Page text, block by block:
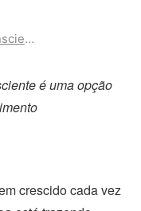
é uma opção
crescido cada vez